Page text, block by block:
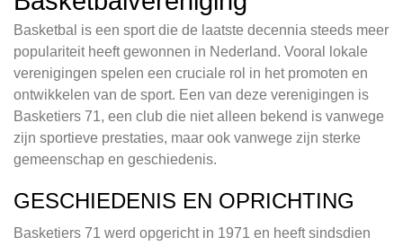
Basketbal is een sport die de laatste decennia steeds meer
populariteit heeft gewonnen in Nederland. Vooral lokale
verenigingen spelen een cruciale rol in het promoten en
ontwikkelen van de sport. Een van deze verenigingen is
Basketiers 71, een club die niet alleen bekend is vanwege
zijn sportieve prestaties, maar ook vanwege zijn sterke
gemeenschap en geschiedenis.
GESCHIEDENIS EN OPRICHTING
Basketiers 71 werd opgericht in 1971 en heeft sindsdien